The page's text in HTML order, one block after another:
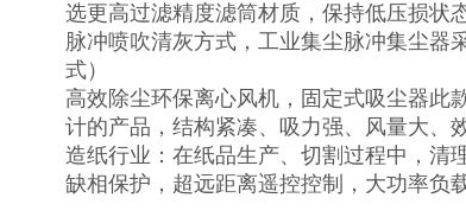
选更高过滤精度滤筒材质，保持低压损状
脉冲喷吹清灰方式，工业集尘脉冲集尘器
式）
高效除尘环保离心风机，固定式吸尘器此
计的产品，结构紧凑、吸力强、风量大、
造纸行业：在纸品生产、切割过程中，清
缺相保护，超远距离遥控控制，大功率负